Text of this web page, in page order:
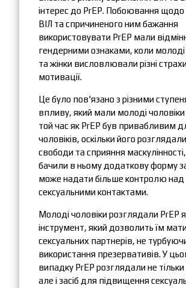
інтерес до PrEP. Побоювання
ВІЛ та спричиненого ним бажання
використовувати PrEP мали
гендерними ознаками, коли молоді
та жінки висловлювали різні
мотивації.
Це було пов'язано з різними
впливу, який мали молоді чоловіки
той час як PrEP був привабливим
чоловіків, оскільки його
свободи та сприяння
бачили в ньому додаткову форму
може надати більше контролю над
сексуальними контактами.
Молоді чоловіки розглядали PrEP
інструмент, який дозволить їм
сексуальних партнерів, не
використання презервативів. У
випадку PrEP розглядали не тільки
але і засіб для підвищення